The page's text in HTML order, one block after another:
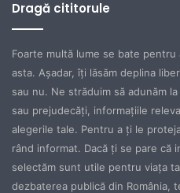
Dragă cititorule
Foarte multă lume se bate
asta. Aşadar, îţi lăsăm deplina
sau nu. Ne străduim să adunăm
sau prejudecăţi, informaţiile
alegerile tale. Pentru a ţi le
rând informat. Dacă ţi se pare că
selectăm sunt utile pentru viaţa
dezbaterea publică din România,